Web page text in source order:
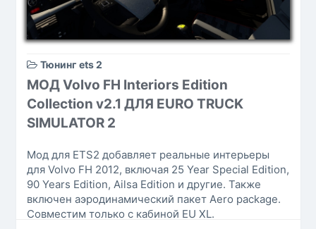
Тюнинг ets 2
МОД Volvo FH Interiors Edition
Collection v2.1 ДЛЯ EURO TRUCK
SIMULATOR 2
Мод для ETS2 добавляет реальные интерьеры
для Volvo FH 2012, включая 25 Year Special Edition,
90 Years Edition, Ailsa Edition и другие. Также
включен аэродинамический пакет Aero package.
Совместим только с кабиной EU XL.